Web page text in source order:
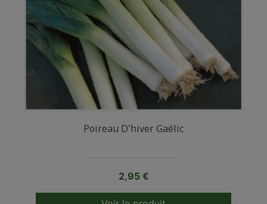
Poireau D'hiver Gaélic
Prix
2,95 €